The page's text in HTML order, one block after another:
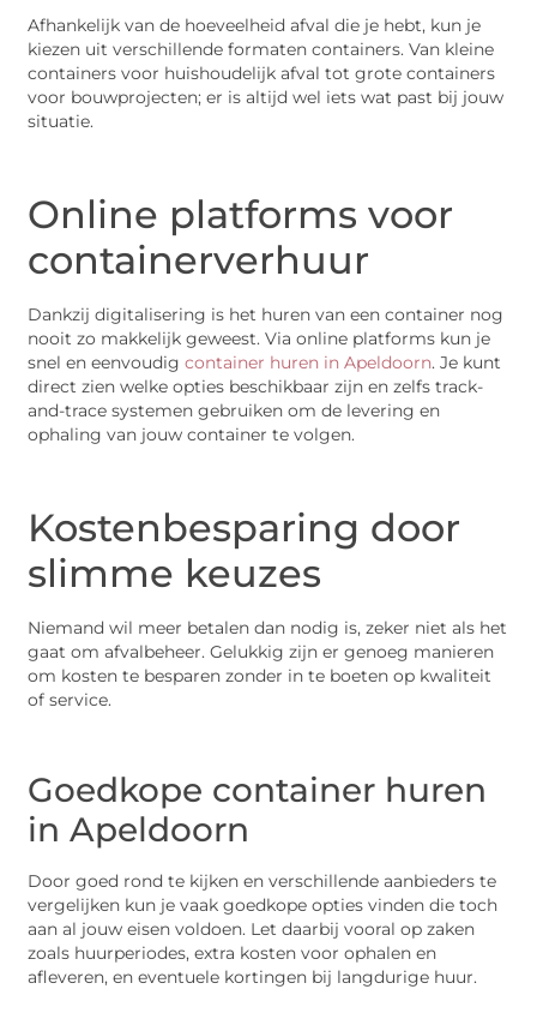
Afhankelijk van de hoeveelheid afval die je hebt, kun je
kiezen uit verschillende formaten containers. Van kleine
containers voor huishoudelijk afval tot grote containers
voor bouwprojecten; er is altijd wel iets wat past bij jouw
situatie.
Online platforms voor
containerverhuur
Dankzij digitalisering is het huren van een container nog
nooit zo makkelijk geweest. Via online platforms kun je
snel en eenvoudigcontainer huren in Apeldoorn. Je kunt
direct zien welke opties beschikbaar zijn en zelfs track-
and-trace systemen gebruiken om de levering en
ophaling van jouw container te volgen.
Kostenbesparing door
slimme keuzes
Niemand wil meer betalen dan nodig is, zeker niet als het
gaat om afvalbeheer. Gelukkig zijn er genoeg manieren
om kosten te besparen zonder in te boeten op kwaliteit
of service.
Goedkope container huren
in Apeldoorn
Door goed rond te kijken en verschillende aanbieders te
vergelijken kun je vaak goedkope opties vinden die toch
aan al jouw eisen voldoen. Let daarbij vooral op zaken
zoals huurperiodes, extra kosten voor ophalen en
afleveren, en eventuele kortingen bij langdurige huur.